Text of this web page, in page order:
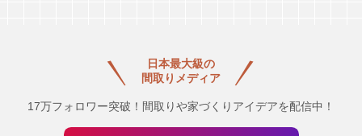
日本最大級の
間取りメディア
17万フォロワー突破！間取りや家づくりアイデアを配信中！